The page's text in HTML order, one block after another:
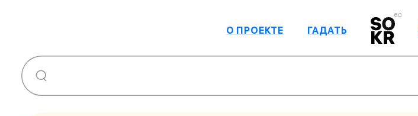
6.0
О ПРОЕКТЕ ГАДАТЬ